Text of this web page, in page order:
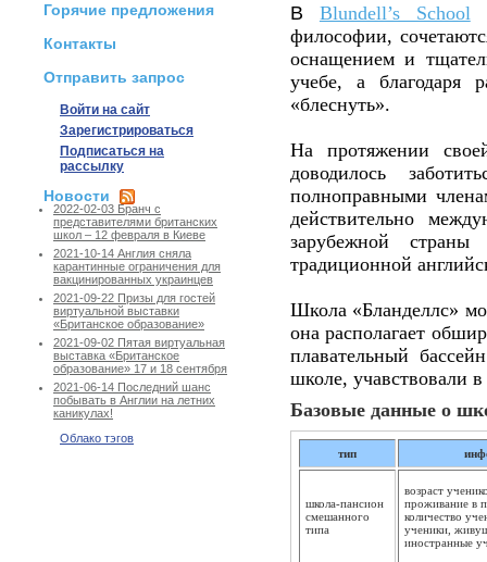
Горячие предложения
Контакты
Отправить запрос
Войти на сайт
Зарегистрироваться
Подписаться на
рассылку
Новости
2022-02-03 Бранч с
представителями британских
школ – 12 февраля в Киеве
2021-10-14 Англия сняла
карантинные ограничения для
вакцинированных украинцев
2021-09-22 Призы для гостей
виртуальной выставки
«Британское образование»
2021-09-02 Пятая виртуальная
выставка «Британское
образование» 17 и 18 сентября
2021-06-14 Последний шанс
побывать в Англии на летних
каникулах!
Облако тэгов
В Blundell’s School
философии,
оснащением и
учебе, а благодаря
«блеснуть».
На протяжении
доводилось
полноправными
действительно
зарубежной
традиционной
Школа «Бланделлс»
она располагает
плавательный
школе, учавствовали
Базовые данные о
тип
школа-пансион
смешанного
типа
возраст
проживание в
количество
ученики,
иностранные